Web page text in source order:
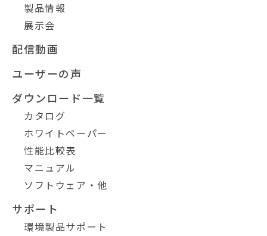
製品情報
展示会
配信動画
ユーザーの声
ダウンロード一覧
カタログ
ホワイトペーパー
性能比較表
マニュアル
ソフトウェア・他
サポート
環境製品サポート